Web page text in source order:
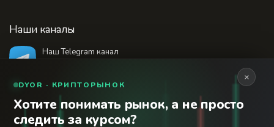
Наши каналы
Наш Telegram канал
18+
© 2026 Финансовый интернет-портал «Банки
Сегодня». Используя сайт BanksToday.net вы
×
DYOR · КРИПТОРЫНОК
Хотите понимать рынок, а не просто
следить за курсом?